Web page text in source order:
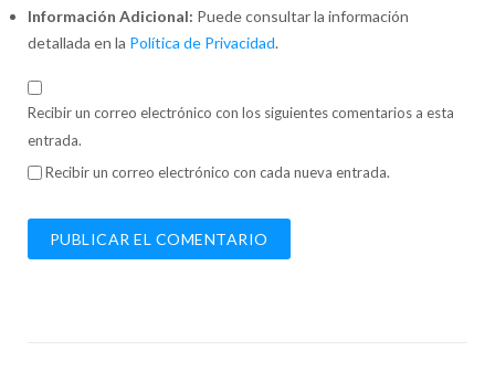
Información Adicional: Puede consultar la información
detallada en la Política de Privacidad.
Recibir un correo electrónico con los siguientes comentarios a esta
entrada.
Recibir un correo electrónico con cada nueva entrada.